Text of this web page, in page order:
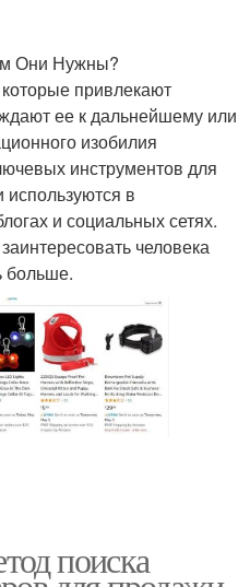
Они Нужны?
привлекают
ее к дальнейшему или
изобилия
инструментов для
в
и социальных сетях.
человека
больше.
поиска